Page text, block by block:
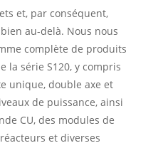
et, par conséquent,
au-delà. Nous nous
complète de produits
la série S120, y compris
unique, double axe et
de puissance, ainsi
CU, des modules de
et diverses